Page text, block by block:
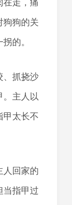
在走，痛
狗狗的关
的。
、抓挠沙
。主人以
甲太长不
人回家的
当指甲过